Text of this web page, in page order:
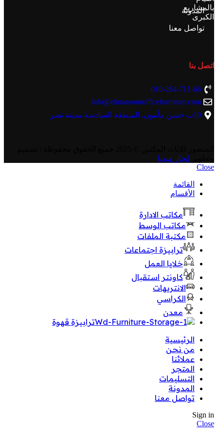
بالمشاريع
الكبرى
المدونة
تواصل معنا
اتصل بنا
010-264-711-66
info@elmansourofficefurniture.com
10ب حسن مأمون. المنطقة السادسة.مدينة نصر
انجاز ميديا
Close
القائمة
الأقسام
مكاتب الادارة
مكاتب الوسط
مكتبة الملفات
ترابيزة اجتماعات
خلايا العمل
كاونتر استقبال
الانتريهات
الكراسي
معدن
ترابيزة قهوة
الرئيسية
من نحن
عملائنا
المتجر
التسليمات
المدونة
تواصل معنا
Sign in
Close